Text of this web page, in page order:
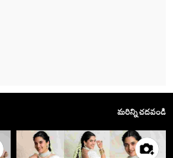
మరిన్ని చదవండి